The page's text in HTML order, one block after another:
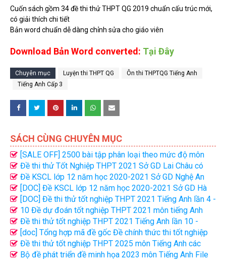
Cuốn sách gồm 34 đề thi thử THPT QG 2019 chuẩn cấu trúc mới,
có giải thích chi tiết
Bản word chuẩn dễ dàng chỉnh sửa cho giáo viên
Download Bản Word converted: Tại Đây
Chuyên mục Luyện thi THPT QG
Ôn thi THPTQG Tiếng Anh
Tiếng Anh Cấp 3
SÁCH CÙNG CHUYÊN MỤC
[SALE OFF] 2500 bài tập phân loại theo mức độ môn
Tiếng Anh FIle word có giải chi tiết
Đề thi thử Tốt Nghiệp THPT 2021 Sở GD Lai Châu có
đáp án
Đề KSCL lớp 12 năm học 2020-2021 Sở GD Nghệ An
Lần 2[DOC] Đề KSCL lớp 12 năm học 2020-2021 Sở GD Hà
Nội
[DOC] Đề thi thử tốt nghiệp THPT 2021 Tiếng Anh lần 4 -
Cô Minh Trang
10 Đề dự đoán tốt nghiệp THPT 2021 môn tiếng Anh
cực hay (đủ đáp án)
Đề thi thử tốt nghiệp THPT 2021 Tiếng Anh lần 10 -
Thầy Nguyen Tat Minh
[doc] Tổng hợp mã đề gốc Đề chính thức thi tốt nghiệp
THPT 2026 môn Tiếng Anh
Đề thi thử tốt nghiệp THPT 2025 môn Tiếng Anh các
trường và sở GD file word có giải chi tiết
Bộ đề phát triển đề minh họa 2023 môn Tiếng Anh File